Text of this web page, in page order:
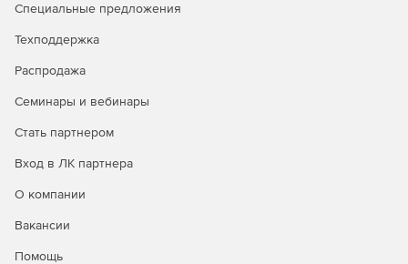
Специальные предложения
Техподдержка
Распродажа
Семинары и вебинары
Стать партнером
Вход в ЛК партнера
О компании
Вакансии
Помощь